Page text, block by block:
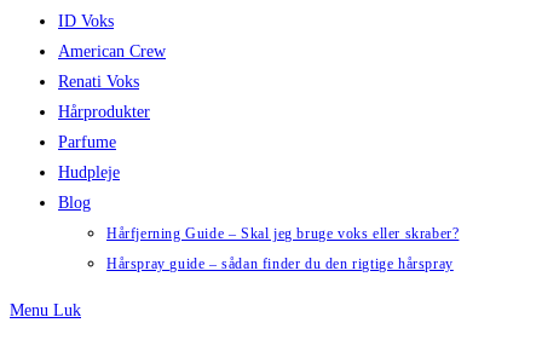
ID Voks
American Crew
Renati Voks
Hårprodukter
Parfume
Hudpleje
Blog
Hårfjerning Guide – Skal jeg bruge voks eller skraber?
Hårspray guide – sådan finder du den rigtige hårspray
Menu Luk